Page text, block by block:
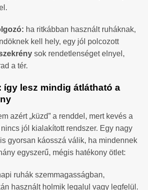
ha ritkábban használt ruháknak,
kell hely, egy jól polcozott
sok rendetlenséget elnyel,
a tér.
így lesz mindig átlátható a
azért „küzd” a renddel, mert kevés a
jól kialakított rendszer. Egy nagy
is gyorsan káosszá válik, ha mindennek
egyszerű, mégis hatékony ötlet:
ruhák szemmagasságban,
használt holmik legalul vagy legfelül.